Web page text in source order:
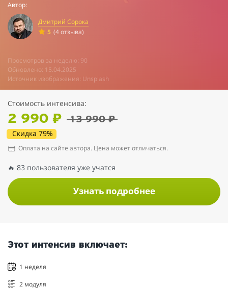
Автор:
Дмитрий Сорока
5 (4 отзыва)
Просмотров за неделю: 90
Обновлено: 15.04.2025
Источник изображения: Unsplash
Стоимость интенсива:
2 990 ₽ 13 990 ₽
Скидка 79%
Оплата на сайте автора. Цена может отличаться.
🔥 83 пользователя уже учатся
Узнать подробнее
Этот интенсив включает:
1 неделя
2 модуля